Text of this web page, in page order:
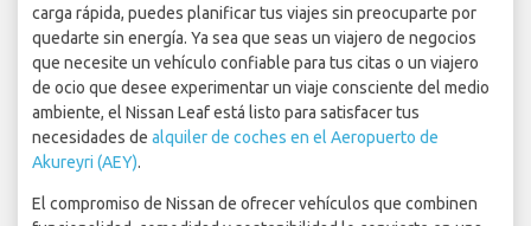
carga rápida, puedes planificar tus viajes sin preocuparte por
quedarte sin energía. Ya sea que seas un viajero de negocios
que necesite un vehículo confiable para tus citas o un viajero
de ocio que desee experimentar un viaje consciente del medio
ambiente, el Nissan Leaf está listo para satisfacer tus
necesidades de alquiler de coches en el Aeropuerto de
Akureyri (AEY).
El compromiso de Nissan de ofrecer vehículos que combinen